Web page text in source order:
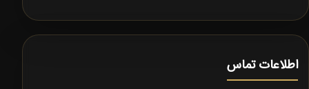
اطلاعات تماس